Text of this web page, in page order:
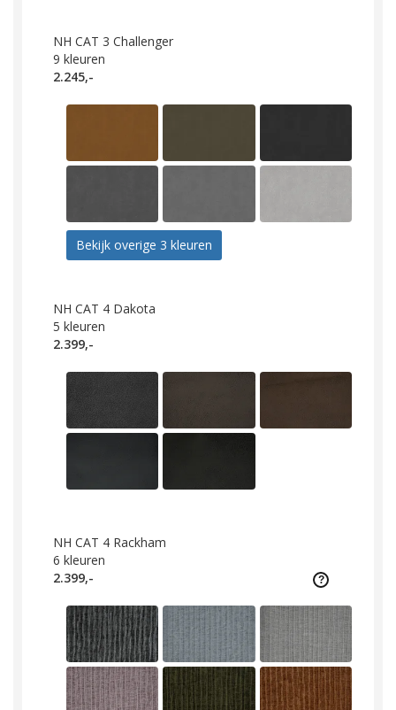
NH CAT 3 Challenger
9 kleuren
2.245,-
Bekijk overige 3 kleuren
NH CAT 4 Dakota
5 kleuren
2.399,-
NH CAT 4 Rackham
6 kleuren
2.399,-